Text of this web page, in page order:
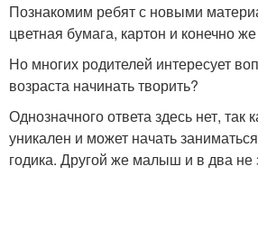
Познакомим ребят с новыми
цветная бумага, картон и конечно
Но многих родителей интересует
возраста начинать творить?
Однозначного ответа здесь нет,
уникален и может начать
годика. Другой же малыш и в два не